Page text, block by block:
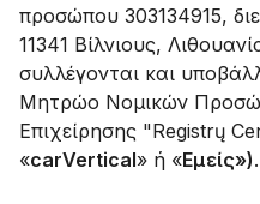
προσώπου 303134915,
11341 Βίλνιους,
συλλέγονται και
Μητρώο Νομικών
Επιχείρησης "Registrų
«carVertical» ή «Εμείς»).